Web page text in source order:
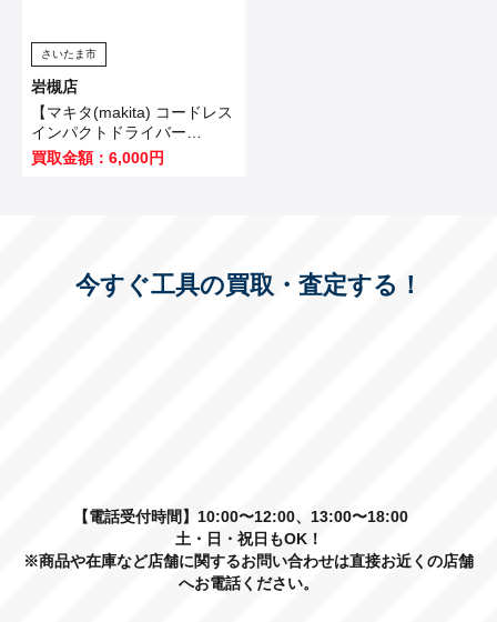
さいたま市
岩槻店
【マキタ(makita) コードレス
インパクトドライバー
TD173DZO】坂戸市のお客
様から買取いたしました！
買取金額：6,000円
今すぐ工具の買取・査定する！
【電話受付時間】10:00〜12:00、13:00〜18:00
土・日・祝日もOK！
※商品や在庫など店舗に関するお問い合わせは直接お近くの店舗
へお電話ください。